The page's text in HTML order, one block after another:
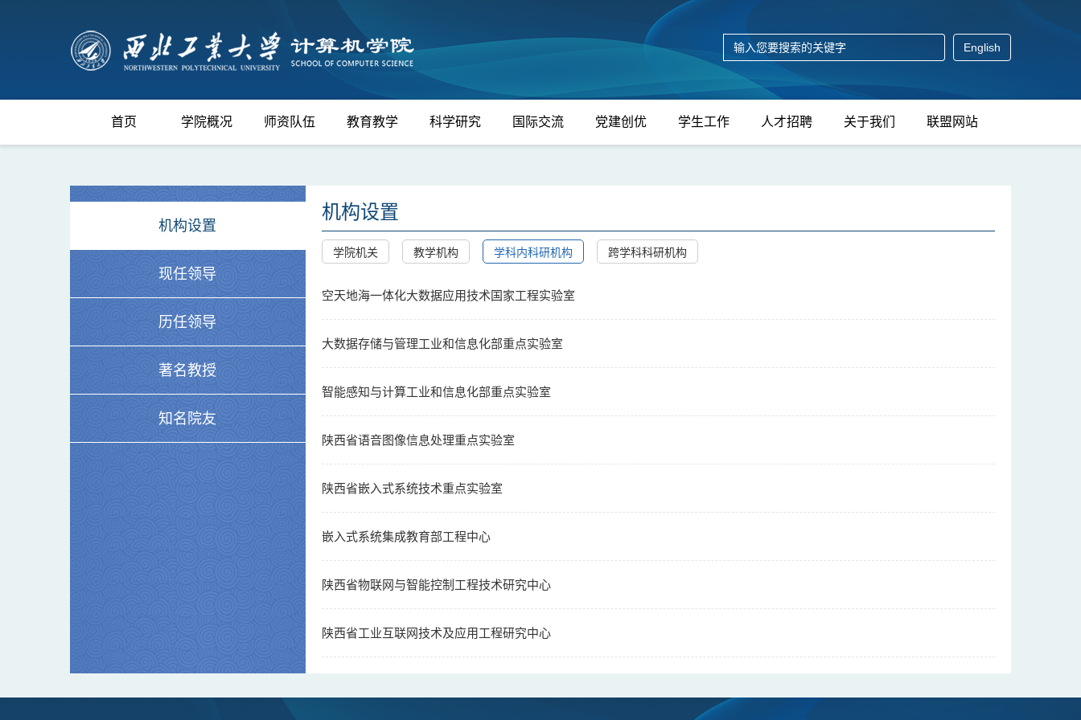
English
首页 学院概况 师资队伍 教育教学 科学研究 国际交流 党建创优 学生工作 人才招聘 关于我们 联盟网站
机构设置
现任领导
历任领导
著名教授
知名院友
机构设置
学院机关 教学机构 学科内科研机构 跨学科科研机构
空天地海一体化大数据应用技术国家工程实验室​
大数据存储与管理工业和信息化部重点实验室
智能感知与计算工业和信息化部重点实验室
陕西省语音图像信息处理重点实验室
陕西省嵌入式系统技术重点实验室
嵌入式系统集成教育部工程中心
陕西省物联网与智能控制工程技术研究中心
陕西省工业互联网技术及应用工程研究中心